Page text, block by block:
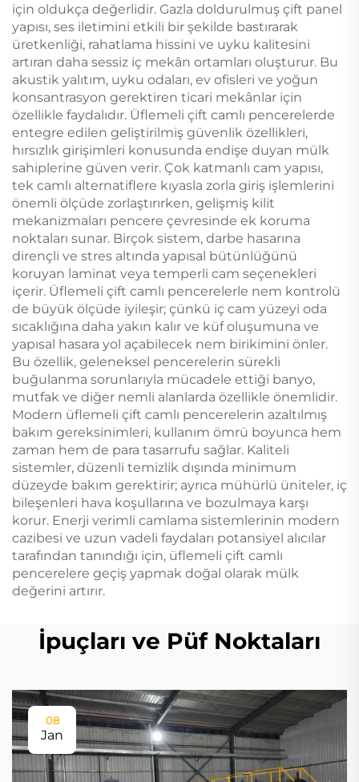
için oldukça değerlidir. Gazla doldurulmuş çift panel
yapısı, ses iletimini etkili bir şekilde bastırarak
üretkenliği, rahatlama hissini ve uyku kalitesini
artıran daha sessiz iç mekân ortamları oluşturur. Bu
akustik yalıtım, uyku odaları, ev ofisleri ve yoğun
konsantrasyon gerektiren ticari mekânlar için
özellikle faydalıdır. Üflemeli çift camlı pencerelerde
entegre edilen geliştirilmiş güvenlik özellikleri,
hırsızlık girişimleri konusunda endişe duyan mülk
sahiplerine güven verir. Çok katmanlı cam yapısı,
tek camlı alternatiflere kıyasla zorla giriş işlemlerini
önemli ölçüde zorlaştırırken, gelişmiş kilit
mekanizmaları pencere çevresinde ek koruma
noktaları sunar. Birçok sistem, darbe hasarına
dirençli ve stres altında yapısal bütünlüğünü
koruyan laminat veya temperli cam seçenekleri
içerir. Üflemeli çift camlı pencerelerle nem kontrolü
de büyük ölçüde iyileşir; çünkü iç cam yüzeyi oda
sıcaklığına daha yakın kalır ve küf oluşumuna ve
yapısal hasara yol açabilecek nem birikimini önler.
Bu özellik, geleneksel pencerelerin sürekli
buğulanma sorunlarıyla mücadele ettiği banyo,
mutfak ve diğer nemli alanlarda özellikle önemlidir.
Modern üflemeli çift camlı pencerelerin azaltılmış
bakım gereksinimleri, kullanım ömrü boyunca hem
zaman hem de para tasarrufu sağlar. Kaliteli
sistemler, düzenli temizlik dışında minimum
düzeyde bakım gerektirir; ayrıca mühürlü üniteler, iç
bileşenleri hava koşullarına ve bozulmaya karşı
korur. Enerji verimli camlama sistemlerinin modern
cazibesi ve uzun vadeli faydaları potansiyel alıcılar
tarafından tanındığı için, üflemeli çift camlı
pencerelere geçiş yapmak doğal olarak mülk
değerini artırır.
İpuçları ve Püf Noktaları
08
Jan